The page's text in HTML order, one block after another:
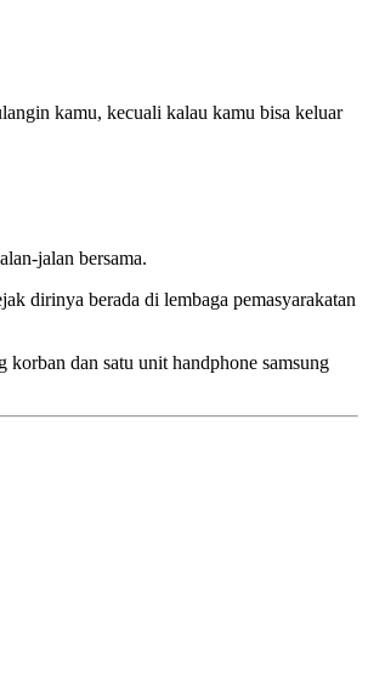
kamu, kecuali kalau kamu bisa keluar
jalan bersama.
dirinya berada di lembaga pemasyarakatan
dan satu unit handphone samsung